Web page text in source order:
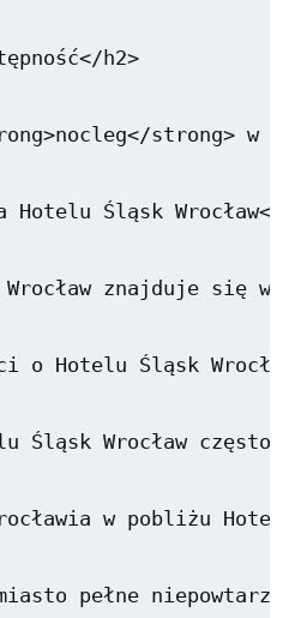
h2>
strong> w
Hotelu Śląsk Wrocław</
Wrocław znajduje się
o Hotelu Śląsk
Śląsk Wrocław
w pobliżu
miasto pełne